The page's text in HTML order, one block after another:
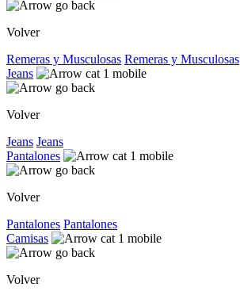
Volver
Remeras y Musculosas Remeras y Musculosas
Jeans
Volver
Jeans Jeans
Pantalones
Volver
Pantalones Pantalones
Camisas
Volver